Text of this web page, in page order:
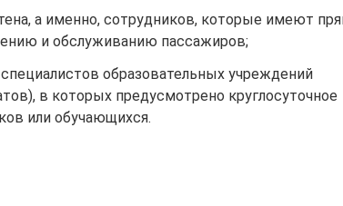
а именно, сотрудников, которые имеют
и обслуживанию пассажиров;
образовательных учреждений
в которых предусмотрено круглосуточное
или обучающихся.